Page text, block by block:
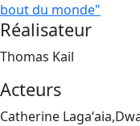
bout du monde"
Réalisateur
Thomas Kail
Acteurs
Catherine